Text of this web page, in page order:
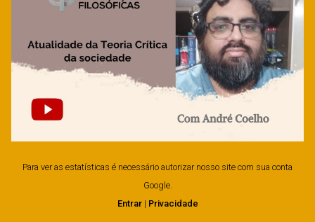
Para ver as estatísticas é necessário autorizar nosso site com sua conta
Google.
Entrar| Privacidade